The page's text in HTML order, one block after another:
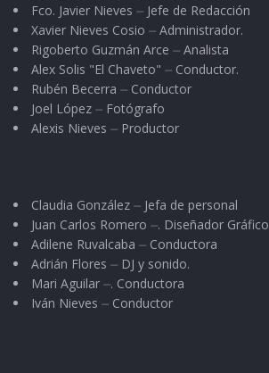
Fco. Javier Nieves ⏤ Jefe de Redacción
Xavier Nieves Cosio ⏤ Administrador.
Rigoberto Guzmán Arce ⏤ Analista
Alex Solis "El Chaveto" ⏤ Conductor.
Rubén Becerra ⏤ Conductor
Joel López ⏤ Fotógrafo
Alexis Nieves ⏤ Productor
Claudia González ⏤ Jefa de personal
Juan Carlos Romero ⏤. Diseñador Gráfico
Adilene Ruvalcaba ⏤ Conductora
Adrián Flores ⏤ DJ y sonido.
Mari Aguilar ⏤. Conductora
Iván Nieves ⏤ Conductor